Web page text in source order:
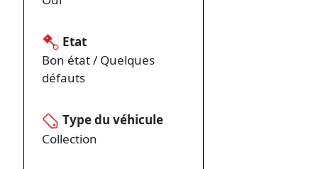
Etat
Bon état / Quelques
défauts
Type du véhicule
Collection